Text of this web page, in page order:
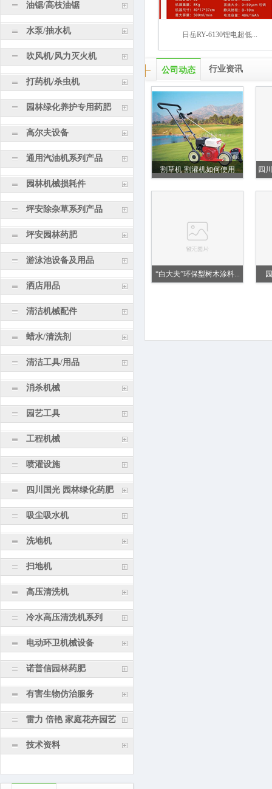
油锯/高枝油锯
水泵/抽水机
吹风机/风力灭火机
打药机/杀虫机
园林绿化养护专用药肥
高尔夫设备
通用汽油机系列产品
园林机械损耗件
坪安除杂草系列产品
坪安园林药肥
游泳池设备及用品
洒店用品
清洁机械配件
蜡水/清洗剂
清洁工具/用品
消杀机械
园艺工具
工程机械
喷灌设施
四川国光 园林绿化药肥
吸尘吸水机
洗地机
扫地机
高压清洗机
冷水高压清洗机系列
电动环卫机械设备
诺普信园林药肥
有害生物仿治服务
雷力 倍艳 家庭花卉园艺
技术资料
日岳RY-6130锂电超低...
公司动态 行业资讯
割草机 割灌机如何使用 四
“白大夫”环保型树木涂料...